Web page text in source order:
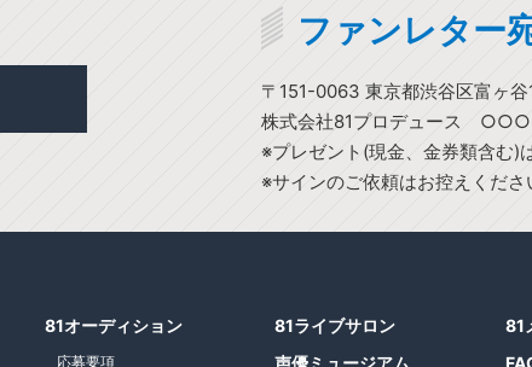
ファンレター
〒151-0063 東京都渋谷区富ヶ
株式会社81プロデュース
※プレゼント(現金、金券類含む)
※サインのご依頼はお控えくださ
81オーディション
応募要項
81ライブサロン
81